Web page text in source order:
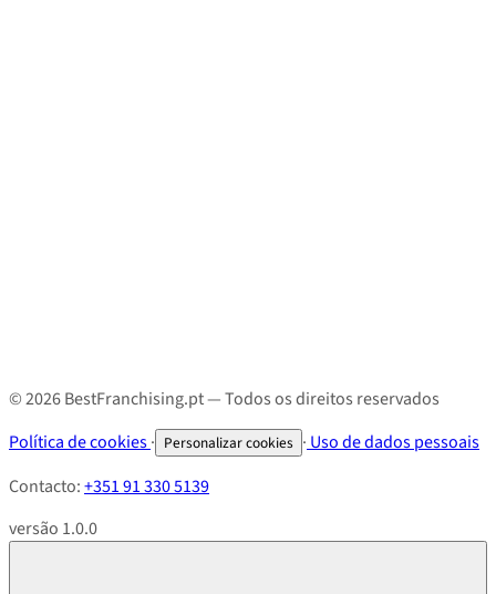
© 2026 BestFranchising.pt — Todos os direitos reservados
Política de cookies· Personalizar cookies · Uso de dados pessoais
Contacto:+351 91 330 5139
versão 1.0.0